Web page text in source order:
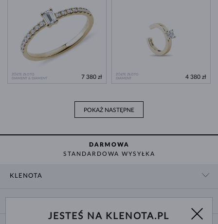
ŻÓŁTE ZŁOTO
DIAMENT & DIAMENT
7 380 zł
ŻÓŁTE ZŁOTO
DIAMENT
4 380 zł
POKAŻ NASTĘPNE
DARMOWA
STANDARDOWA WYSYŁKA
KLENOTA
DOSTAWA I PŁATNOŚĆJESTEŚ NA KLENOTA.PL